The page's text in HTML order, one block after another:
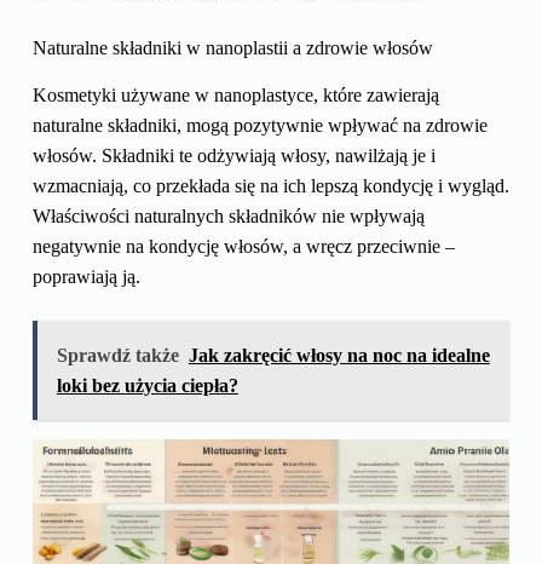
Naturalne składniki w nanoplastii a zdrowie włosów
Kosmetyki używane w nanoplastyce, które zawierają
naturalne składniki, mogą pozytywnie wpływać na zdrowie
włosów. Składniki te odżywiają włosy, nawilżają je i
wzmacniają, co przekłada się na ich lepszą kondycję i wygląd.
Właściwości naturalnych składników nie wpływają
negatywnie na kondycję włosów, a wręcz przeciwnie –
poprawiają ją.
Sprawdź także Jak zakręcić włosy na noc na idealne
loki bez użycia ciepła?